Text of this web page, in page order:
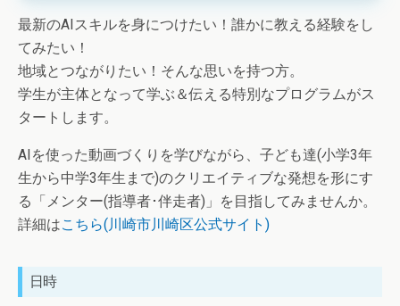
最新のAIスキルを身につけたい！誰かに教える経験をし
てみたい！
地域とつながりたい！そんな思いを持つ方。
学生が主体となって学ぶ＆伝える特別なプログラムがス
タートします。
AIを使った動画づくりを学びながら、子ども達(小学3年
生から中学3年生まで)のクリエイティブな発想を形にす
る「メンター(指導者･伴走者)」を目指してみませんか。
詳細はこちら(川崎市川崎区公式サイト)
日時